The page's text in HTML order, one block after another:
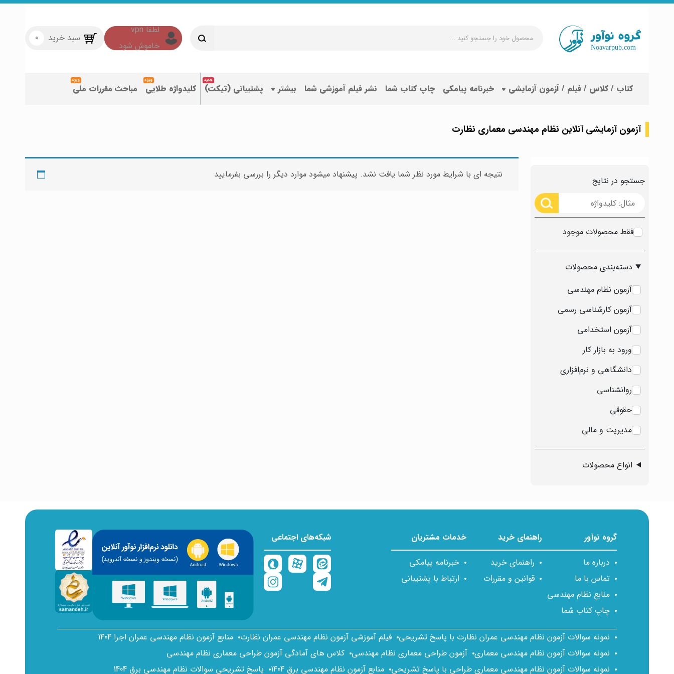
جستجو
کنید
سبد خرید 0
کتاب / کلاس / فیلم / آزمون آزمایشی خبرنامه پیامکی چاپ کتاب شما نشر فیلم آموزشی شما بیشتر پشتیبانی (تیکت) کلیدواژه طلایی مباحث مقررات ملی
آزمون آزمایشی آنلاین نظام مهندسی معماری نظارت
جستجو در نتایج
فقط محصولات موجود
دسته‌بندی محصولات
آزمون نظام مهندسی
آزمون کارشناسی رسمی
آزمون استخدامی
ورود به بازار کار
دانشگاهی و نرم‌افزاری
روانشناسی
حقوقی
مدیریت و مالی
انواع محصولات
نتیجه ای با شرایط مورد نظر شما یافت نشد. پیشنهاد میشود موارد دیگر را بررسی بفرمایید
گروه نوآور
درباره ما
تماس با ما
منابع نظام مهندسی
چاپ کتاب شما
راهنمای خرید
راهنمای خرید
قوانین و مقررات
خدمات مشتریان
خبرنامه پیامکی
ارتباط با پشتیبانی
شبکه‌های اجتماعی
نمونه سوالات آزمون نظام مهندسی عمران نظارت با پاسخ تشریحی فیلم آموزشی آزمون نظام مهندسی عمران نظارت منابع آزمون نظام مهندسی عمران اجرا 1404
نمونه سوالات آزمون نظام مهندسی معماری آزمون طراحی معماری نظام مهندسی کلاس های آمادگی آزمون طراحی معماری نظام مهندسی
نمونه سوالات آزمون نظام مهندسی معماری طراحی با پاسخ تشریحی منابع آزمون نظام مهندسی برق 1404 پاسخ تشریحی سوالات نظام مهندسی برق 1404